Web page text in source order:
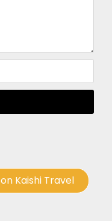
Kaishi Travel